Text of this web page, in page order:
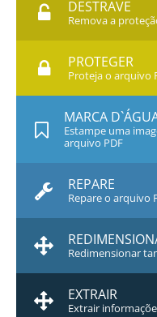
DESTRAVE
Remova a
PROTEGER
Proteja o arquivo
MARCA
Estampe uma
arquivo PDF
REPARE
Repare o arquivo
Redimensionar
EXTRAIR
Extrair